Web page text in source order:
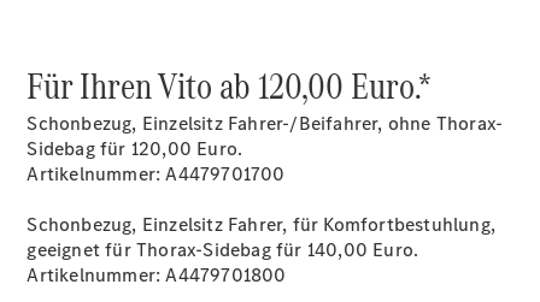
Übersicht
Gebrauchtwagensuche
Junge
Sterne
Digitale
Extras
Für Ihren Vito ab 120,00 Euro.*
Schonbezug, Einzelsitz Fahrer-/Beifahrer, ohne Thorax-
Sidebag für 120,00 Euro.
Artikelnummer: A4479701700
Schonbezug, Einzelsitz Fahrer, für Komfortbestuhlung,
geeignet für Thorax-Sidebag für 140,00 Euro.
Artikelnummer: A4479701800